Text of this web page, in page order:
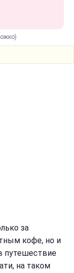
за
кофе, но и
путешествие
на таком